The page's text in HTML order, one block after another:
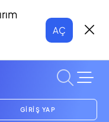
AÇ
GİRİŞ YAP